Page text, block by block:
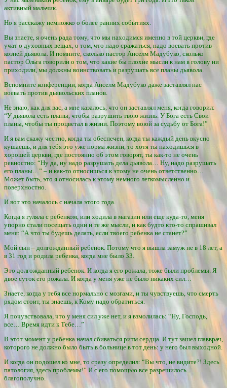
активный мальчик.
Но я расскажу немножко о более ранних событиях.
Вы знаете, я очень рада тому, что мы находимся именно в той церкви, где
учат о духовных вещах, о том, что надо сражаться, надо воевать против
козней дьявола. И помните, сколько пастор Анселм Мадубуко, сколько
пастор Ольга говорили о том, что какие бы плохие мысли к нам в голову ни
приходили, мы должны воинствовать и разрушать все планы дьявола.
Вспомните конференции, когда Анселм Мадубуко даже заставлял нас
воевать против дьявольских планов.
Не знаю, как для вас, а мне казалось, что он заставлял меня, когда говорил:
“У дьявола есть планы, чтобы разрушить твою жизнь. У Бога есть Свои
планы, чтобы ты процветал в жизни. Поэтому воюй за судьбу от Бога!”
И я вам скажу честно, когда ты обеспечен, когда ты каждый день вкусно
кушаешь, и для тебя это уже норма жизни, то хотя ты находишься в
хорошей церкви, где постоянно об этом говорят, ты как-то не очень
ревностно: “Ну да, ну надо разрушать дела дьявола… Ну, надо разрушать
его планы…” – и как-то относишься к этому не очень ответственно…
Может быть, это я относилась к этому немного легкомысленно и
поверхностно.
И вот это началось с начала этого года.
Когда я гуляла с ребенком, или ходила в магазин или еще куда-то, меня
упорно стали посещать одни и те же мысли, и как будто кто-то спрашивал
меня: “А что ты будешь делать, если твоего ребенка не станет?”
Мой сын – долгожданный ребенок. Потому что я вышла замуж не в 18 лет, а
в 31 год и родила ребенка, когда мне было 33.
Это долгожданный ребенок. И когда я его рожала, тоже были проблемы. Я
двое суток его рожала. И когда у меня уже не было никаких сил…
Знаете, когда у тебя все нормально с мозгами, и ты чувствуешь, что смерть
рядом стоит, ты знаешь, к Кому надо обратиться.
Я почувствовала, что у меня сил уже нет, и я взмолилась: “Ну, Господь,
все… Время идти к Тебе…”
В этот момент у ребенка начал сбиваться ритм сердца. И тут зашел главврач,
которого не должно было быть в больнице в тот день: у него был выходной.
И когда он подошел ко мне, то сразу определил: “Вы что, не видите?! Здесь
патология, здесь проблемы!” И с его помощью все разрешилось
благополучно.